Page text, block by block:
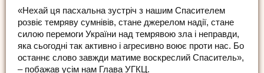
«Нехай ця пасхальна зустріч з нашим Спасителем
розвіє темряву сумнівів, стане джерелом надії, стане
силою перемоги України над темрявою зла і неправди,
яка сьогодні так активно і агресивно воює проти нас. Бо
останнє слово завжди матиме воскреслий Спаситель»,
– побажав усім нам Глава УГКЦ.